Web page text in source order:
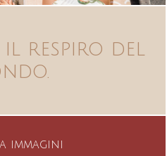
il respiro del
immagini